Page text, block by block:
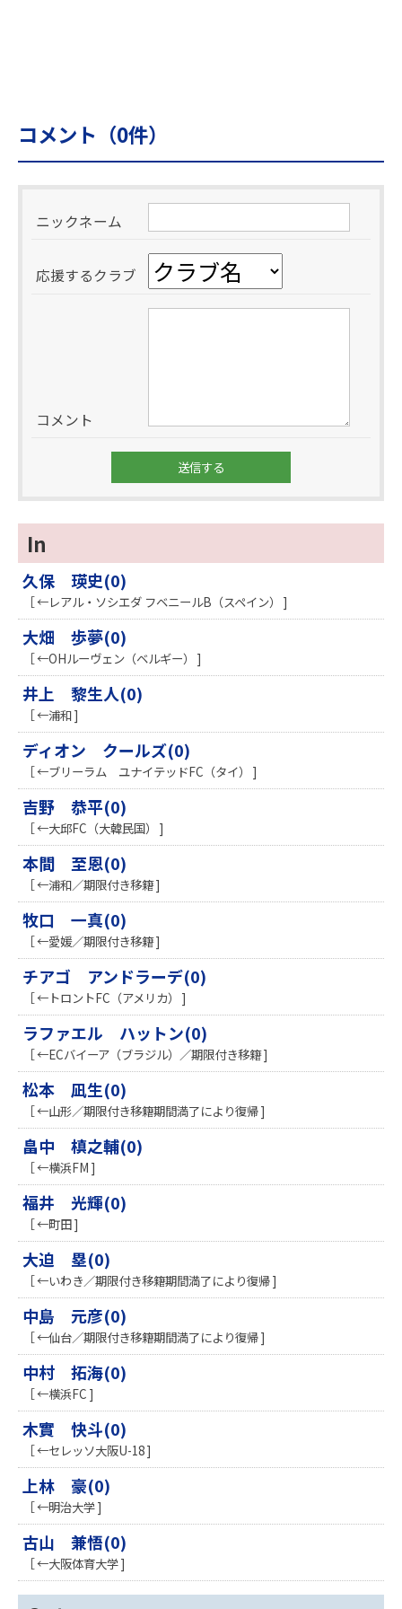
コメント（0件）
ニックネーム
応援するクラブ
コメント
In
久保 瑛史(0)
［ ←レアル・ソシエダ フベニールB（スペイン） ]
大畑 歩夢(0)
［ ←OHルーヴェン（ベルギー） ]
井上 黎生人(0)
［ ←浦和 ]
ディオン クールズ(0)
［ ←ブリーラム ユナイテッドFC（タイ） ]
吉野 恭平(0)
［ ←大邱FC（大韓民国） ]
本間 至恩(0)
［ ←浦和／期限付き移籍 ]
牧口 一真(0)
［ ←愛媛／期限付き移籍 ]
チアゴ アンドラーデ(0)
［ ←トロントFC（アメリカ） ]
ラファエル ハットン(0)
［ ←ECバイーア（ブラジル）／期限付き移籍 ]
松本 凪生(0)
［ ←山形／期限付き移籍期間満了により復帰 ]
畠中 槙之輔(0)
［ ←横浜FM ]
福井 光輝(0)
［ ←町田 ]
大迫 塁(0)
［ ←いわき／期限付き移籍期間満了により復帰 ]
中島 元彦(0)
［ ←仙台／期限付き移籍期間満了により復帰 ]
中村 拓海(0)
［ ←横浜FC ]
木實 快斗(0)
［ ←セレッソ大阪U-18 ]
上林 豪(0)
［ ←明治大学 ]
古山 兼悟(0)
［ ←大阪体育大学 ]